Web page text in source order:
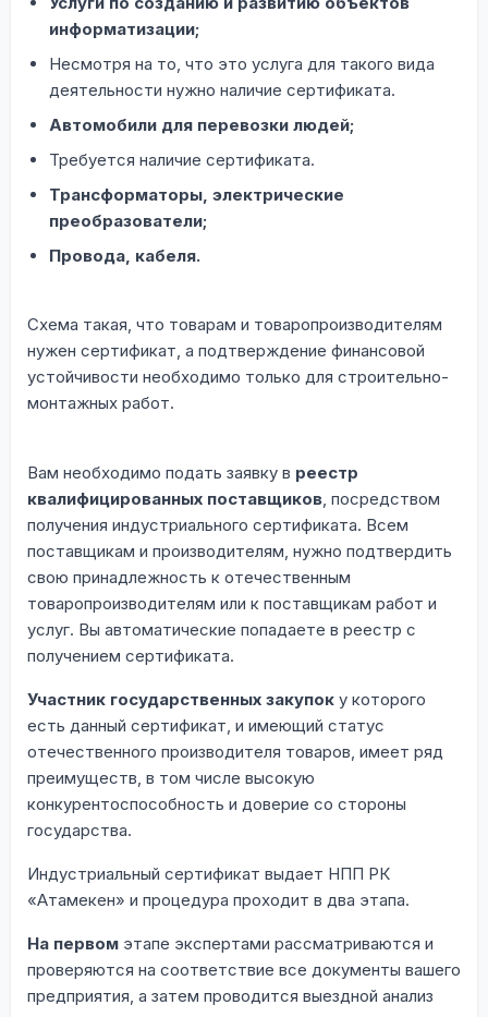
информатизации;
Несмотря на то, что это услуга для такого вида
деятельности нужно наличие сертификата.
Автомобили для перевозки людей;
Требуется наличие сертификата.
Трансформаторы, электрические
преобразователи;
Провода, кабеля.
Схема такая, что товарам и товаропроизводителям
нужен сертификат, а подтверждение финансовой
устойчивости необходимо только для строительно-
монтажных работ.
Вам необходимо подать заявку в реестр
квалифицированных поставщиков, посредством
получения индустриального сертификата. Всем
поставщикам и производителям, нужно подтвердить
свою принадлежность к отечественным
товаропроизводителям или к поставщикам работ и
услуг. Вы автоматические попадаете в реестр с
получением сертификата.
Участник государственных закупок у которого
есть данный сертификат, и имеющий статус
отечественного производителя товаров, имеет ряд
преимуществ, в том числе высокую
конкурентоспособность и доверие со стороны
государства.
Индустриальный сертификат выдает НПП РК
«Атамекен» и процедура проходит в два этапа.
На первом этапе экспертами рассматриваются и
проверяются на соответствие все документы вашего
предприятия, а затем проводится выездной анализ